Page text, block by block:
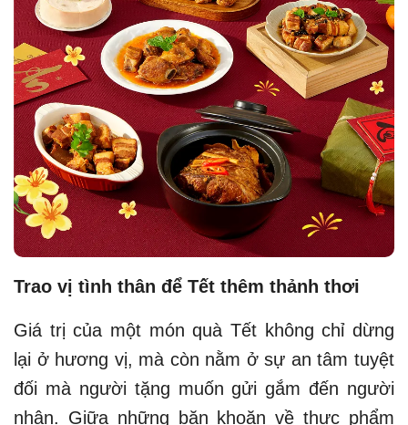
Trao vị tình thân để Tết thêm thảnh thơi
Giá trị của một món quà Tết không chỉ dừng
lại ở hương vị, mà còn nằm ở sự an tâm tuyệt
đối mà người tặng muốn gửi gắm đến người
nhận. Giữa những băn khoăn về thực phẩm